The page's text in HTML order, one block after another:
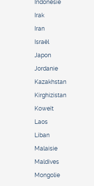
Indonésie
Irak
Iran
Israël
Japon
Jordanie
Kazakhstan
Kirghizistan
Koweït
Laos
Liban
Malaisie
Maldives
Mongolie